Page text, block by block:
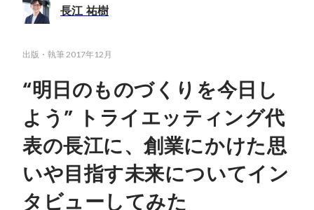
長江 祐樹
出版・執筆2017年12月
“明日のものづくりを今日し
よう” トライエッティング代
表の長江に、創業にかけた思
いや目指す未来についてイン
タビューしてみた